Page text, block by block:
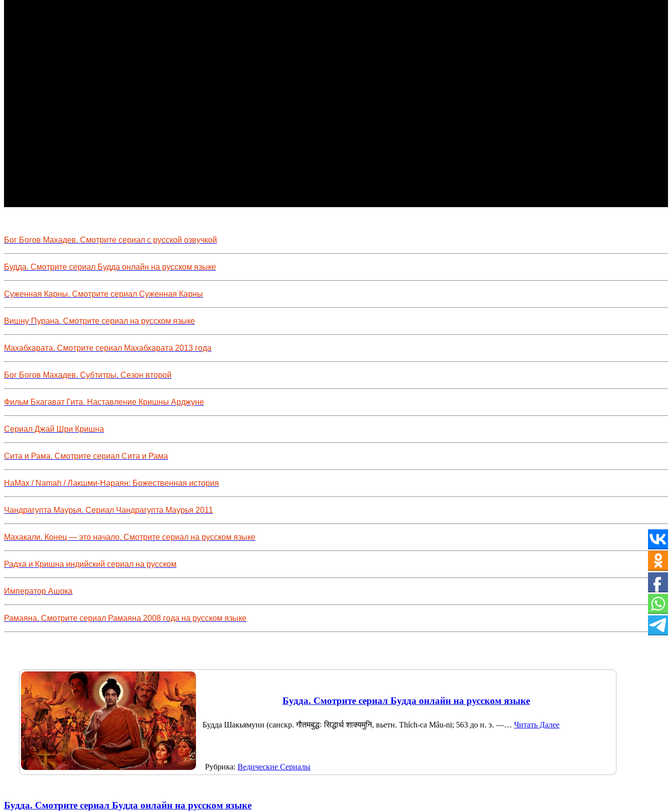
Бог Богов Махадев. Смотрите сериал с русской озвучкой
Будда. Смотрите сериал Будда онлайн на русском языке
Суженная Карны. Смотрите сериал Суженная Карны
Вишну Пурана. Смотрите сериал на русском языке
Махабхарата. Смотрите сериал Махабхарата 2013 года
Бог Богов Махадев. Субтитры. Сезон второй
Фильм Бхагават Гита. Наставление Кришны Арджуне
Сериал Джай Шри Кришна
Сита и Рама. Смотрите сериал Сита и Рама
НаМах / Namah / Лакшми-Нараян: Божественная история
Чандрагупта Маурья. Сериал Чандрагупта Маурья 2011
Махакали. Конец — это начало. Смотрите сериал на русском языке
Радха и Кришна индийский сериал на русском
Император Ашока
Рамаяна. Смотрите сериал Рамаяна 2008 года на русском языке
Будда. Смотрите сериал Будда онлайн на русском языке
Будда Шакьямуни (санскр. गौतमबुद्धः सिद्धार्थ शाक्यमुनि, вьетн. Thích-ca Mâu-ni; 563 до н. э. —… Читать Далее
Рубрика: Ведические Сериалы
Будда. Смотрите сериал Будда онлайн на русском языке